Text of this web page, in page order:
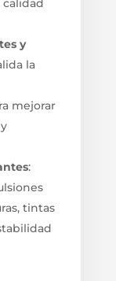
y
la
mejorar
:
tintas